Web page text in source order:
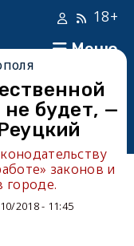
Меню
18+
будет, —
законов и
городе.
2018 - 11:45